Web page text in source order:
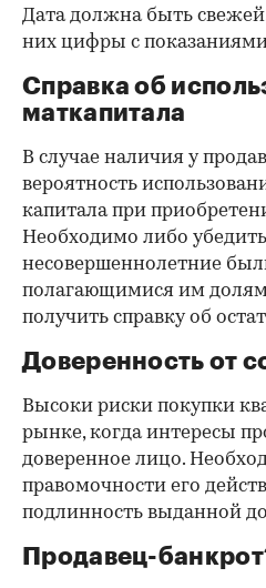
Дата должна быть
них цифры с показаниями
Справка об
маткапитала
В случае наличия у
вероятность
капитала при
Необходимо либо
несовершеннолетние
полагающимися им
получить справку об
Доверенность от
Высоки риски покупки
рынке, когда интересы
доверенное лицо.
правомочности его
подлинность выданной
Продавец-